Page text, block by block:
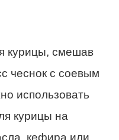
курицы, смешав
чеснок с соевым
использовать
курицы на